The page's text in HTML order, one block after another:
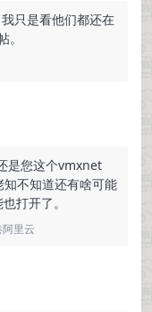
只是看他们都还在
是您这个vmxnet
不知道还有啥可能
打开了。
里云